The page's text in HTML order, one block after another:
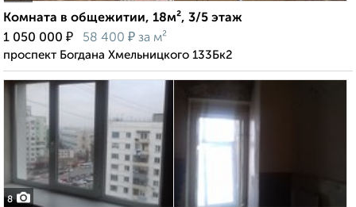
Комната в общежитии, 18м², 3/5 этаж
1 050 000 ₽ 58 400 ₽ за м²
проспект Богдана Хмельницкого 133Бк2
8